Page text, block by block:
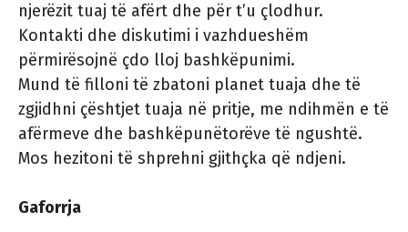
njerëzit tuaj të afërt dhe për t’u çlodhur.
Kontakti dhe diskutimi i vazhdueshëm
përmirësojnë çdo lloj bashkëpunimi.
Mund të filloni të zbatoni planet tuaja dhe të
zgjidhni çështjet tuaja në pritje, me ndihmën e të
afërmeve dhe bashkëpunëtorëve të ngushtë.
Mos hezitoni të shprehni gjithçka që ndjeni.
Gaforrja